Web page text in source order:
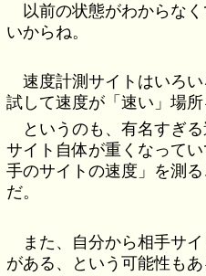
以前の状態がわからな
いからね。
速度計測サイトはいろ
試して速度が「速い」場所
というのも、有名すぎ
サイト自体が重くなって
手のサイトの速度」を測
だ。
また、自分から相手サ
がある、という可能性もあ